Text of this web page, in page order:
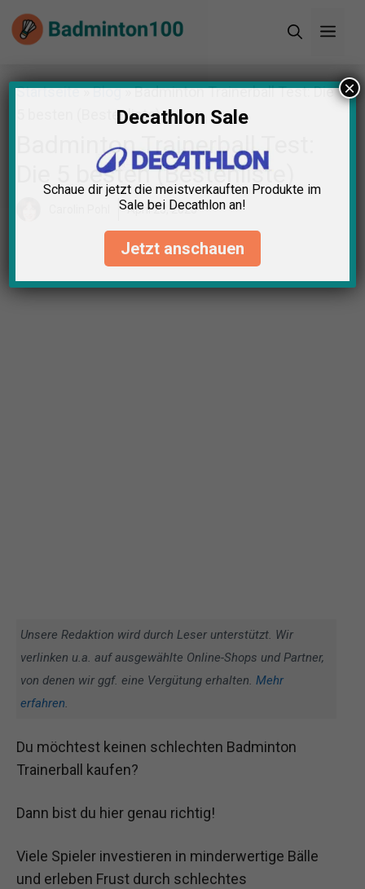
Zum
Inhalt
Startseite»Blog»Badminton Trainerball Test: Die
5 besten (Bestenliste)
Badminton Trainerball Test:
Die 5 besten (Bestenliste)
April 23, 2025
Unsere Redaktion wird durch Leser unterstützt. Wir
verlinken u.a. auf ausgewählte Online-Shops und Partner,
von denen wir ggf. eine Vergütung erhalten. Mehr
erfahren.
Du möchtest keinen schlechten Badminton
Trainerball kaufen?
Dann bist du hier genau richtig!
Viele Spieler investieren in minderwertige Bälle
und erleben Frust durch schlechtes
Decathlon Sale
Schaue dir jetzt die meistverkauften Produkte im
Sale bei Decathlon an!
Jetzt anschauen
×